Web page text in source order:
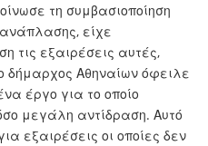
τη συμβασιοποίηση
είχε
τις εξαιρέσεις αυτές,
δήμαρχος Αθηναίων όφειλε
έργο για το οποίο
μεγάλη αντίδραση. Αυτό
εξαιρέσεις οι οποίες δεν